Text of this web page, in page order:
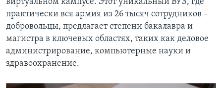
виртуальном кампусе. Этот уникальный ВУЗ, где
практически вся армия из 26 тысяч сотрудников –
добровольцы, предлагает степени бакалавра и
магистра в ключевых областях, таких как деловое
администрирование, компьютерные науки и
здравоохранение.